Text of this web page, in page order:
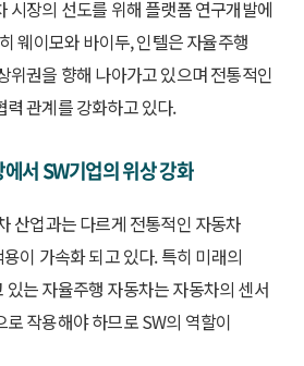
시장의 선도를 위해 플랫폼 연구개발에
웨이모와 바이두, 인텔은 자율주행
위권을 향해 나아가고 있으며 전통적인
관계를 강화하고 있다.
서 SW기업의 위상 강화
산업과는 다르게 전통적인 자동차
이 가속화 되고 있다. 특히 미래의
는 자율주행 자동차는 자동차의 센서
작용해야 하므로 SW의 역할이